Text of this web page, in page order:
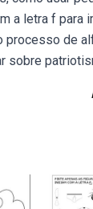
a letra f para
processo de
sobre